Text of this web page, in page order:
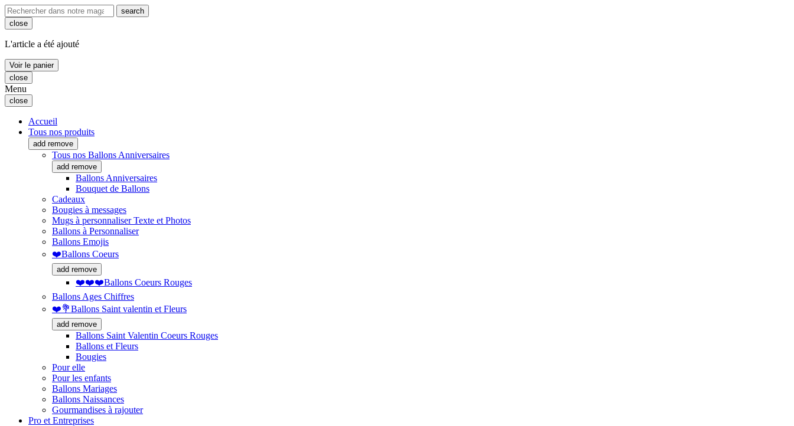
search
close
L'article a été ajouté
Voir le panier
close
Menu
close
Accueil
Tous nos produits
add remove
Tous nos Ballons Anniversaires
add remove
Ballons Anniversaires
Bouquet de Ballons
Cadeaux
Bougies à messages
Mugs à personnaliser Texte et Photos
Ballons à Personnaliser
Ballons Emojis
❤️Ballons Coeurs
add remove
❤️❤️❤️Ballons Coeurs Rouges
Ballons Ages Chiffres
❤️💐Ballons Saint valentin et Fleurs
add remove
Ballons Saint Valentin Coeurs Rouges
Ballons et Fleurs
Bougies
Pour elle
Pour les enfants
Ballons Mariages
Ballons Naissances
Gourmandises à rajouter
Pro et Entreprises